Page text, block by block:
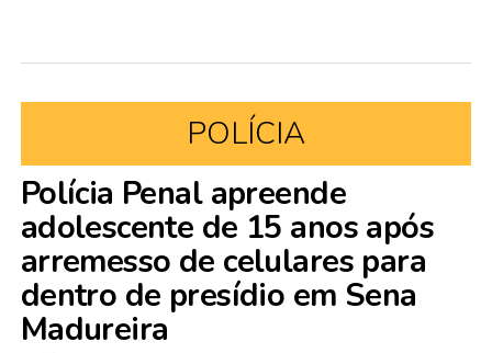
POLÍCIA
Polícia Penal apreende
adolescente de 15 anos após
arremesso de celulares para
dentro de presídio em Sena
Madureira